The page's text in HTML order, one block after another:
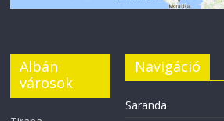
Albán
városok
Navigáció
Saranda